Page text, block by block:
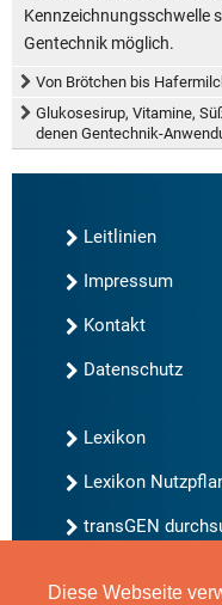
Diese Webseite
Kennzeichnungsschwelle
Gentechnik möglich.
Von Brötchen bis
Glukosesirup, Vitamine,
denen Gentechnik-
Leitlinien
Impressum
Kontakt
Datenschutz
Lexikon
Lexikon
transGEN
Neu bei